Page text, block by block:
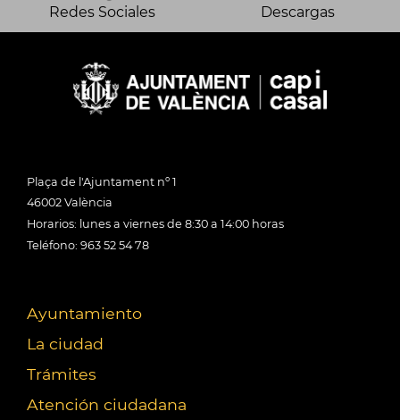
Redes Sociales Descargas
Plaça de l'Ajuntament nº 1
46002 València
Horarios: lunes a viernes de 8:30 a 14:00 horas
Teléfono: 963 52 54 78
Ayuntamiento
La ciudad
Trámites
Atención ciudadana